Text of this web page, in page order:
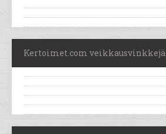
Kertoimet.com veikkausvinkkejä